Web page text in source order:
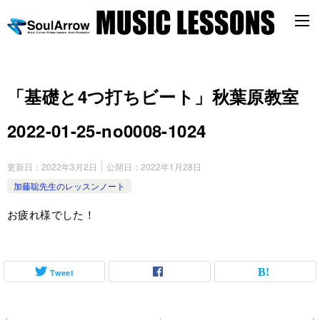
「基礎と4つ打ちビート」秋葉原教室
2022-01-25-no0008-1024
更新日： 2022年3月2日 公開日： 2022年1月28日
加藤聡先生のレッスンノート
お疲れ様でした！
Tweet